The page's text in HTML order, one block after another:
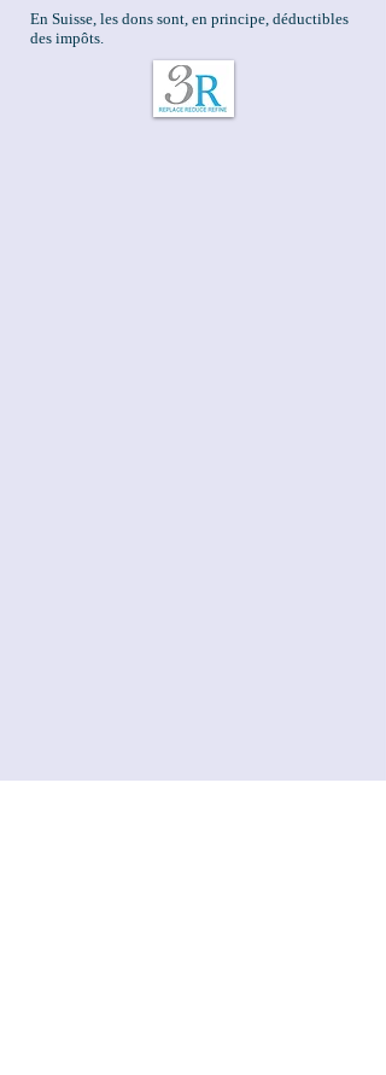
En Suisse, les dons sont, en principe, déductibles
des impôts.